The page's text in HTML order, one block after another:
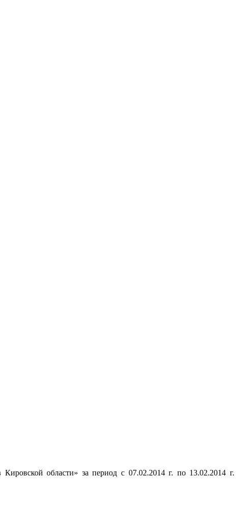
области» за период с 07.02.2014 г. по 13.02.2014 г.